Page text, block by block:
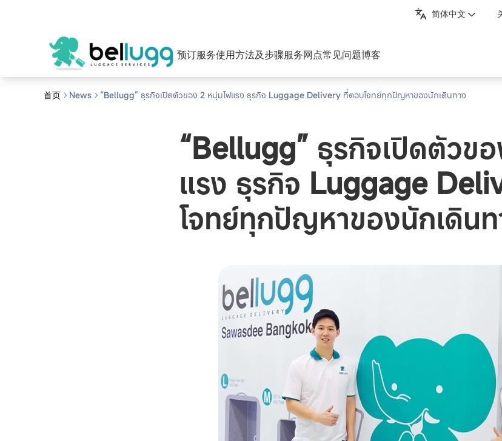
简体中文
预订服务使用方法及步骤服务网点常见问题博客
首页 News “Bellugg” ธุรกิจเปิดตัวของ 2 หนุ่มไฟแรง ธุรกิจ Luggage Delivery ที่ตอบโจทย์ทุกปัญหาของนักเดินทาง
“Bellugg” ธุรกิจเปิดตัวข
แรง ธุรกิจ Luggage
โจทย์ทุกปัญหาของนักเดิน